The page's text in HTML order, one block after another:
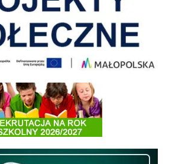
o terminach rekrutacji na rok szkolny 2026/2027
- Pożyczkowa